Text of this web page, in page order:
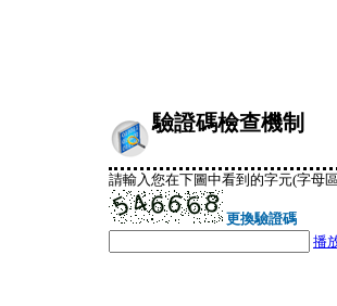
驗證碼檢查機制
請輸入您在下圖中看到的字元(字母
更換驗證碼
播